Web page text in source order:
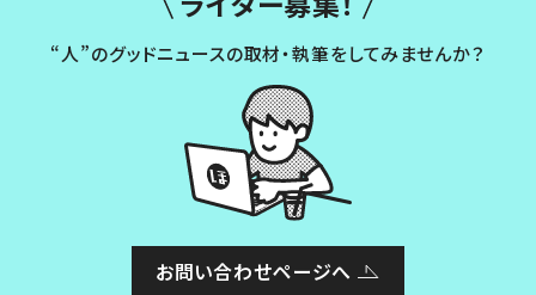
“人”のグッドニュースの取材・執筆をしてみませんか？
お問い合わせページへ